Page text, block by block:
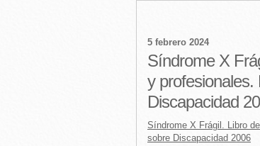
5 febrero 2024
Síndrome X
y profesionales.
Discapacidad
Síndrome X Frágil. Libro
sobre Discapacidad 2006